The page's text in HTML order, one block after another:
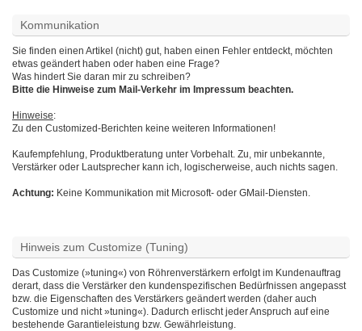
Kommunikation
Sie finden einen Artikel (nicht) gut, haben einen Fehler entdeckt, möchten
etwas geändert haben oder haben eine Frage?
Was hindert Sie daran mir zu schreiben?
Bitte die Hinweise zum Mail-Verkehr im Impressum beachten.
Hinweise:
Zu den Customized-Berichten keine weiteren Informationen!
Kaufempfehlung, Produktberatung unter Vorbehalt. Zu, mir unbekannte,
Verstärker oder Lautsprecher kann ich, logischerweise, auch nichts sagen.
Achtung: Keine Kommunikation mit Microsoft- oder GMail-Diensten.
Hinweis zum Customize (Tuning)
Das Customize (»tuning«) von Röhrenverstärkern erfolgt im Kundenauftrag
derart, dass die Verstärker den kundenspezifischen Bedürfnissen angepasst
bzw. die Eigenschaften des Verstärkers geändert werden (daher auch
Customize und nicht »tuning«). Dadurch erlischt jeder Anspruch auf eine
bestehende Garantieleistung bzw. Gewährleistung.